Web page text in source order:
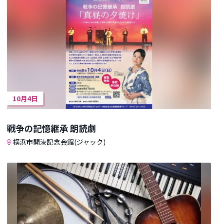
10月4日
戦争の記憶継承 朗読劇
横浜市開港記念会館(ジャック)